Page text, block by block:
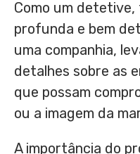
Como um
profunda e bem
uma companhia,
detalhes sobre as
que possam
ou a imagem da
A importância do